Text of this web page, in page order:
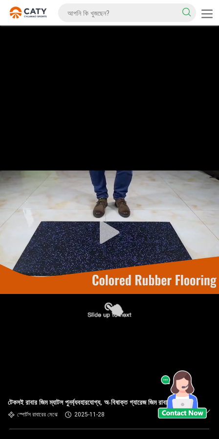
টেকসই রাবার জিম ম্যাটস পুনর্ব্যবহারযোগ্য, অ-বিষাক্ত গ্যারেজ জিম রাবার মেঝে
স্পোর্টস রাবারের মেঝে 2025-11-28